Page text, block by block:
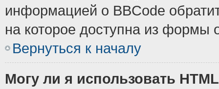
информацией о BBCode
на которое доступна из формы
Вернуться к началу
Могу ли я использовать